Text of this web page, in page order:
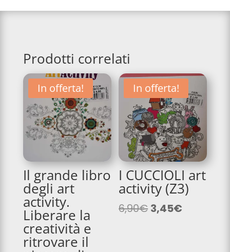
Prodotti correlati
In offerta!
Il grande libro
degli art
activity.
Liberare la
creatività e
ritrovare il
In offerta!
I CUCCIOLI art
activity (Z3)
6,90€ Il
3,45€